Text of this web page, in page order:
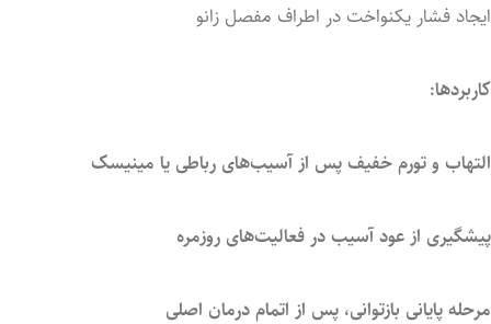
ایجاد فشار یکنواخت در اطراف مفصل زانو
کاربردها:
التهاب وتورمخفیف پس ازآسیب‌های رباطی یا مینیسک
پیشگیری از عودآسیب در فعالیت‌های روزمره
مرحلهپایانی بازتوانی، پس از اتمامدرمان اصلی